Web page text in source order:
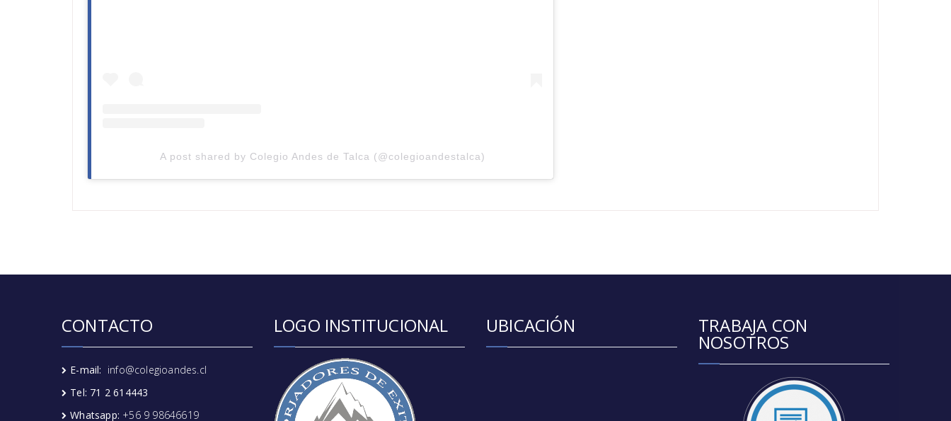
A post shared by Colegio Andes de Talca (@colegioandestalca)
CONTACTO
E-mail: info@colegioandes.cl
Tel: 71 2 614443
Whatsapp: +56 9 98646619
LOGO INSTITUCIONAL UBICACIÓN TRABAJA CON
NOSOTROS